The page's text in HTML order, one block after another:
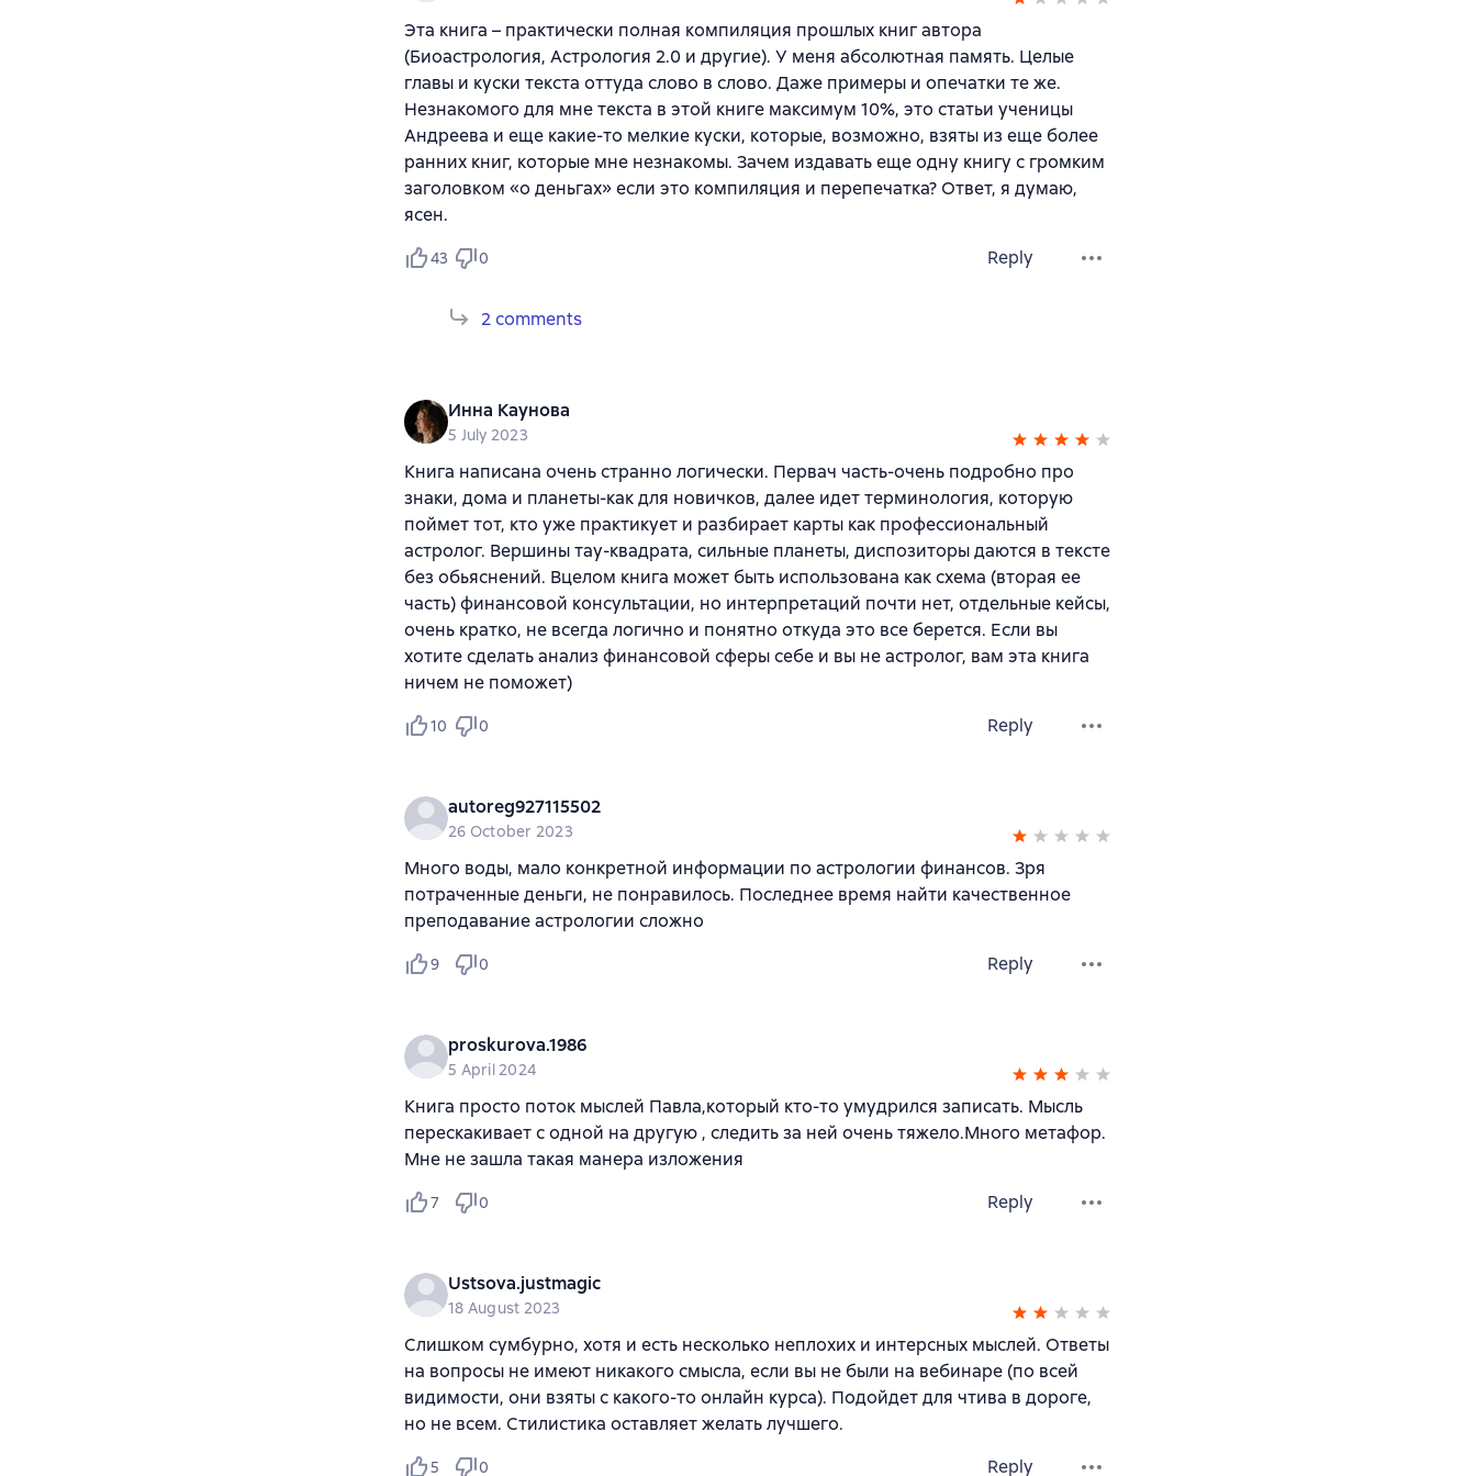
Эта книга – практически полная компиляция прошлых книг автора
(Биоастрология, Астрология 2.0 и другие). У меня абсолютная память. Целые
главы и куски текста оттуда слово в слово. Даже примеры и опечатки те же.
Незнакомого для мне текста в этой книге максимум 10%, это статьи ученицы
Андреева и еще какие-то мелкие куски, которые, возможно, взяты из еще более
ранних книг, которые мне незнакомы. Зачем издавать еще одну книгу с громким
заголовком «о деньгах» если это компиляция и перепечатка? Ответ, я думаю,
ясен.
43 0 Reply
2 comments
Инна Каунова
5 July 2023
Книга написана очень странно логически. Первач часть-очень подробно про
знаки, дома и планеты-как для новичков, далее идет терминология, которую
поймет тот, кто уже практикует и разбирает карты как профессиональный
астролог. Вершины тау-квадрата, сильные планеты, диспозиторы даются в тексте
без обьяснений. Вцелом книга может быть использована как схема (вторая ее
часть) финансовой консультации, но интерпретаций почти нет, отдельные кейсы,
очень кратко, не всегда логично и понятно откуда это все берется. Если вы
хотите сделать анализ финансовой сферы себе и вы не астролог, вам эта книга
ничем не поможет)
10 0 Reply
autoreg927115502
26 October 2023
Много воды, мало конкретной информации по астрологии финансов. Зря
потраченные деньги, не понравилось. Последнее время найти качественное
преподавание астрологии сложно
9 0 Reply
proskurova.1986
5 April 2024
Книга просто поток мыслей Павла,который кто-то умудрился записать. Мысль
перескакивает с одной на другую , следить за ней очень тяжело.Много метафор.
Мне не зашла такая манера изложения
7 0 Reply
Ustsova.justmagic
18 August 2023
Слишком сумбурно, хотя и есть несколько неплохих и интерсных мыслей. Ответы
на вопросы не имеют никакого смысла, если вы не были на вебинаре (по всей
видимости, они взяты с какого-то онлайн курса). Подойдет для чтива в дороге,
но не всем. Стилистика оставляет желать лучшего.
5 0 Reply